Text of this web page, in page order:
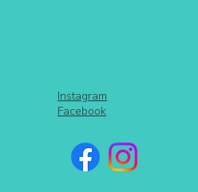
Instagram
Facebook